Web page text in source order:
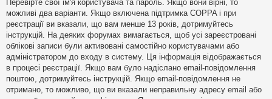
Перевірте свої ім'я користувача та пароль. Якщо вони вірні, то
можливі два варіанти. Якщо включена підтримка COPPA і при
реєстрації ви вказали, що вам менше 13 років, дотримуйтесь
інструкцій. На деяких форумах вимагається, щоб усі зареєстровані
облікові записи були активовані самостійно користувачами або
адміністратором до входу в систему. Ця інформація відображається
в процесі реєстрації. Якщо вам було надіслано email-повідомлення
поштою, дотримуйтесь інструкцій. Якщо email-повідомлення не
отримано, то можливо, що ви вказали неправильну адресу email або